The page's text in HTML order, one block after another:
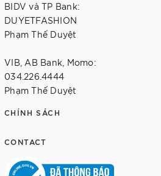
BIDV và TP Bank:
DUYETFASHION
Phạm Thế Duyệt
VIB, AB Bank, Momo:
034.226.4444
Phạm Thế Duyệt
CHÍNH SÁCH
CONTACT